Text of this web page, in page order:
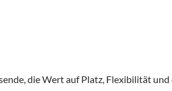
die Wert auf Platz, Flexibilität und